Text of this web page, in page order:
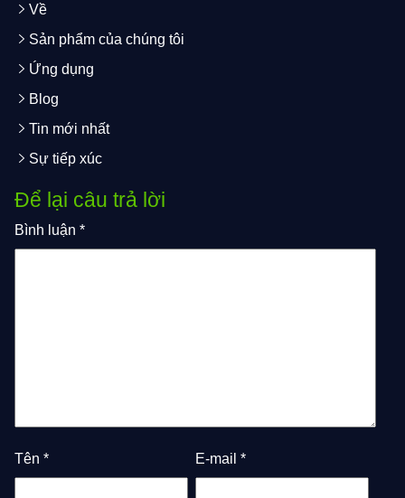
Về
Sản phẩm của chúng tôi
Ứng dụng
Blog
Tin mới nhất
Sự tiếp xúc
Để lại câu trả lời
Bình luận *
Tên * E-mail *